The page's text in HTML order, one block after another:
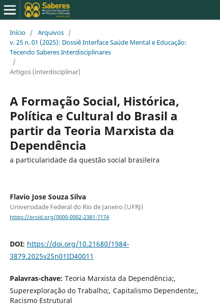
Início / Arquivos /
v. 25 n. 01 (2025): Dossiê Interface Saúde Mental e Educação:
Tecendo Saberes Interdisciplinares
/
Artigos (interdisciplinar)
A Formação Social, Histórica,
Política e Cultural do Brasil a
partir da Teoria Marxista da
Dependência
a particularidade da questão social brasileira
Flavio Jose Souza Silva
Universidade Federal do Rio de Janeiro (UFRJ)
https://orcid.org/0000-0002-2381-7174
DOI: https://doi.org/10.21680/1984-
3879.2025v25n01ID40011
Palavras-chave: Teoria Marxista da Dependência;,
Superexploração do Trabalho;, Capitalismo Dependente;,
Racismo Estrutural